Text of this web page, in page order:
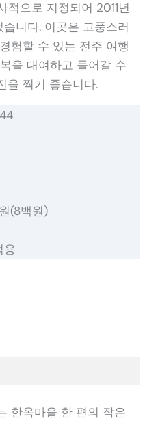
적으로 지정되어 2011년
니다. 이곳은 고풍스러
험할 수 있는 전주 여행
을 대여하고 들어갈 수
을 찍기 좋습니다.
(8백원)
용
한옥마을 한 편의 작은